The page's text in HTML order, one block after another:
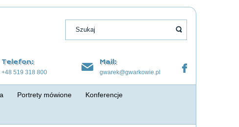
Telefon:
+48 519 318 800
Mail:
gwarek@gwarkowie.pl
Portrety mówione Konferencje